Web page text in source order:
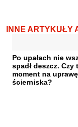
INNE ARTYKUŁY
Po upałach nie
spadł deszcz. Czy
moment na uprawę
ścierniska?